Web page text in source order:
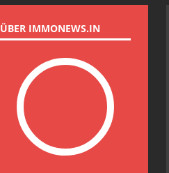
ÜBER IMMONEWS.IN